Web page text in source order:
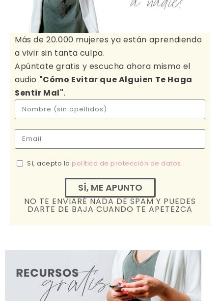
Más de 20.000 mujeres ya están aprendiendo
a vivir sin tanta culpa.
Apúntate gratis y escucha ahora mismo el
audio "Cómo Evitar que Alguien Te Haga
Sentir Mal".
Sí, acepto la política de protección de datos.
SÍ, ME APUNTO
NO TE ENVIARÉ NADA DE SPAM Y PUEDES
DARTE DE BAJA CUANDO TE APETEZCA